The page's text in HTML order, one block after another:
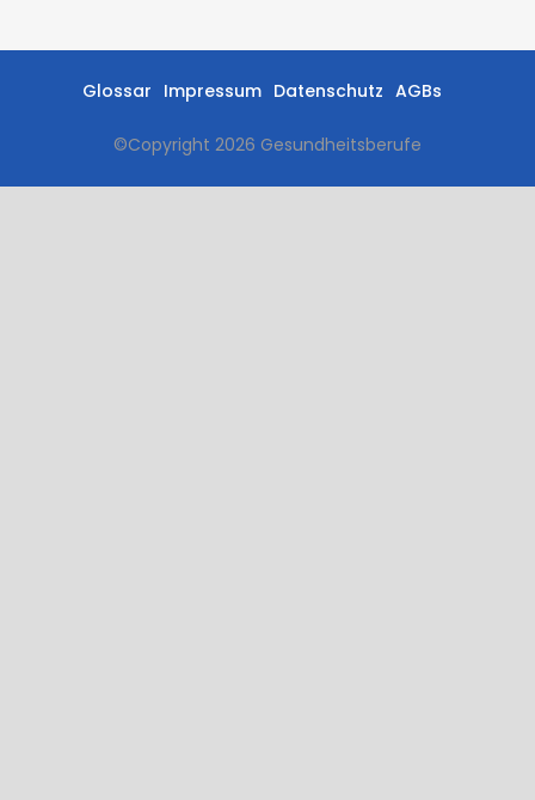
Glossar Impressum Datenschutz AGBs
©Copyright 2026 Gesundheitsberufe